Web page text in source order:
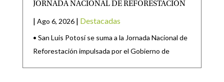
JORNADA NACIONAL DE REFORESTACIÓN
| Ago 6, 2026 | Destacadas
• San Luis Potosí se suma a la Jornada Nacional de
Reforestación impulsada por el Gobierno de